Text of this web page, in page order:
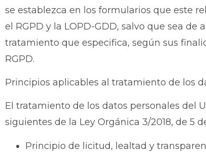
se establezca en los formularios que este
el RGPD y la LOPD-GDD, salvo que sea
tratamiento que especifica, según sus
RGPD.
Principios aplicables al tratamiento de los
El tratamiento de los datos personales del
siguientes de la Ley Orgánica 3/2018, de 5
Principio de licitud, lealtad y